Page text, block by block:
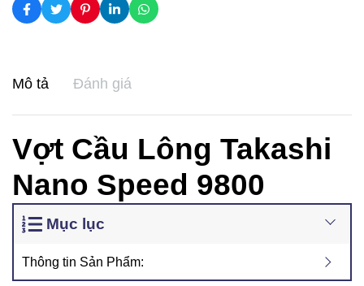
Mô tả Đánh giá
Vợt Cầu Lông Takashi
Nano Speed 9800
Mục lục
Thông tin Sản Phẩm: